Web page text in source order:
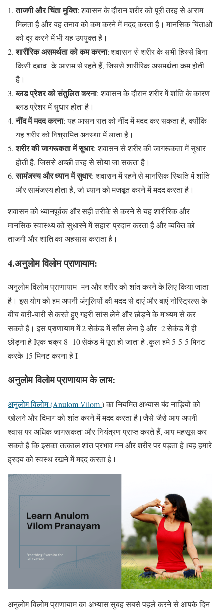
ताजगी और चिंता मुक्ति: शवासन के दौरान शरीर को पूरी तरह से आराम
मिलता है और यह तनाव को कम करने में मदद करता है। मानसिक चिंताओं
को दूर करने में भी यह उपयुक्त है।
शारीरिक असमर्थता को कम करना: शवासन से शरीर के सभी हिस्से बिना
किसी दबाव के आराम से रहते हैं, जिससे शारीरिक असमर्थता कम होती
है।
ब्लड प्रेशर को संतुलित करना: शवासन के दौरान शरीर में शांति के कारण
ब्लड प्रेशर में सुधार होता है।
नींद में मदद करना: यह आसन रात को नींद में मदद कर सकता है, क्योंकि
यह शरीर को विश्रामित अवस्था में लाता है।
शरीर की जागरूकता में सुधार: शवासन से शरीर की जागरूकता में सुधार
होती है, जिससे अच्छी तरह से सोया जा सकता है।
सामंजस्य और ध्यान में सुधार: शवासन में रहने से मानसिक स्थिति में शांति
और सामंजस्य होता है, जो ध्यान को मजबूत करने में मदद करता है।
शवासन को ध्यानपूर्वक और सही तरीके से करने से यह शारीरिक और
मानसिक स्वास्थ्य को सुधारने में सहारा प्रदान करता है और व्यक्ति को
ताजगी और शांति का अहसास कराता है।
4.अनुलोम विलोम प्राणायाम:
अनुलोम विलोम प्राणायाम मन और शरीर को शांत करने के लिए किया जाता
है। इस योग को हम अपनी अंगुलियों की मदद से दाएं और बाएं नोस्ट्रिल्स के
बीच बारी-बारी से करते हुए गहरी सांस लेने और छोड़ने के माध्यम से कर
सकते हैं। इस प्राणायाम में 2 सेकंड में साँस लेना हे और 2 सेकंड में ही
छोड़ना हे Iएक चक्र 8 -10 सेकंड में पूरा हो जाता हे .कुल हमे 5-5-5 मिनट
करके 15 मिनट करना हे I
अनुलोम विलोम प्राणायामके लाभ:
अनुलोम विलोम (Anulom Vilom) का नियमित अभ्यास बंद नाड़ियों को
खोलने और दिमाग को शांत करने में मदद करता है।जैसे-जैसे आप अपनी
श्वास पर अधिक जागरूकता और नियंत्रण प्राप्त करते हैं, आप महसूस कर
सकते हैं कि इसका तत्काल शांत प्रभाव मन और शरीर पर पड़ता हे Iयह हमारे
ह्रदय को स्वस्थ रखने में मदद करता हे I
अनुलोम विलोम प्राणायाम का अभ्यास सुबह सबसे पहले करने से आपके दिन